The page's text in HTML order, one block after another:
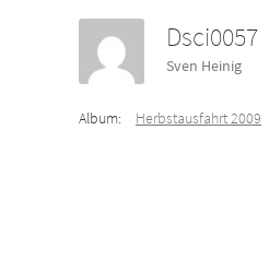
Dsci0057
Sven Heinig
Album: Herbstausfahrt 2009